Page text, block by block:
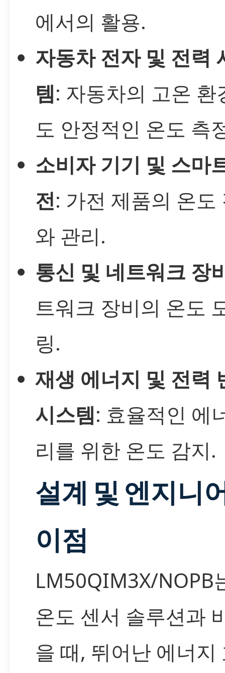
에서의 활용.
자동차 전자 및 전력
템: 자동차의 고온 환
도 안정적인 온도 측
소비자 기기 및 스마
전: 가전 제품의 온도
와 관리.
통신 및 네트워크 장
트워크 장비의 온도
링.
재생 에너지 및 전력
시스템: 효율적인 에
리를 위한 온도 감지.
설계 및 엔지니
이점
LM50QIM3X/NOPB
온도 센서 솔루션과
을 때, 뛰어난 에너지